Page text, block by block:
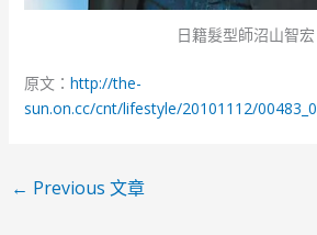
日籍髮型師沼山智宏
原文： http://the-
sun.on.cc/cnt/lifestyle/20101112/
← Previous 文章